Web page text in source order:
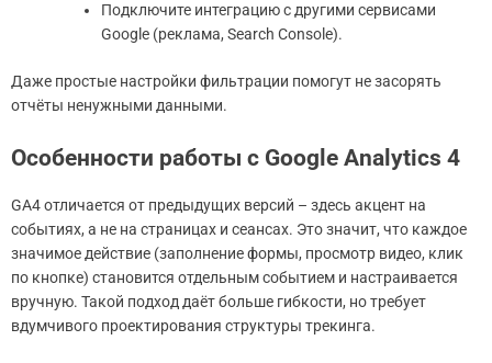
Подключите интеграцию с другими сервисами
Google (реклама, Search Console).
Даже простые настройки фильтрации помогут не засорять
отчёты ненужными данными.
Особенности работы с Google Analytics 4
GA4 отличается от предыдущих версий – здесь акцент на
событиях, а не на страницах и сеансах. Это значит, что каждое
значимое действие (заполнение формы, просмотр видео, клик
по кнопке) становится отдельным событием и настраивается
вручную. Такой подход даёт больше гибкости, но требует
вдумчивого проектирования структуры трекинга.